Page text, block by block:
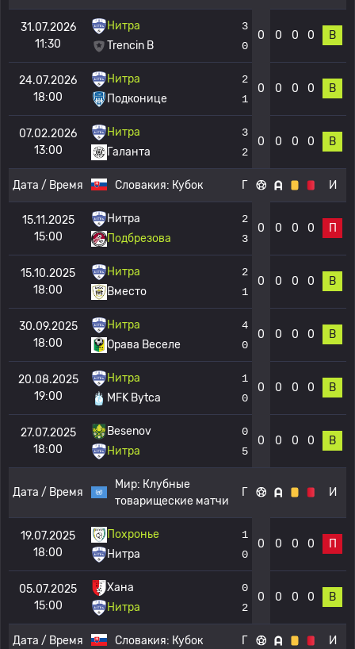
31.07.2026
11:30
Нитра
Trencin B
3
0
0 0 0 0 В
24.07.2026
18:00
Нитра
Подконице
2
1
0 0 0 0 В
07.02.2026
13:00
Нитра
Галанта
3
2
0 0 0 0 В
Дата / Время Словакия: Кубок Г И
15.11.2025
15:00
Нитра
Подбрезова
2
3
0 0 0 0 П
15.10.2025
18:00
Нитра
Вместо
2
1
0 0 0 0 В
30.09.2025
18:00
Нитра
Орава Веселе
4
0
0 0 0 0 В
20.08.2025
19:00
Нитра
MFK Bytca
1
0
0 0 0 0 В
27.07.2025
18:00
Besenov
Нитра
0
5
0 0 0 0 В
Дата / Время
Мир: Клубные
товарищеские матчи
Г И
19.07.2025
18:00
Похронье
Нитра
1
0
0 0 0 0 П
05.07.2025
15:00
Хана
Нитра
0
2
0 0 0 0 В
Дата / Время Словакия: Кубок Г И